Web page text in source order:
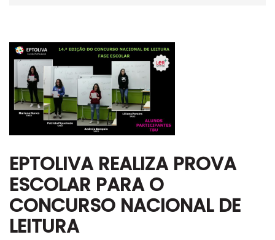
EPTOLIVA REALIZA PROVA
ESCOLAR PARA O
CONCURSO NACIONAL DE
LEITURA